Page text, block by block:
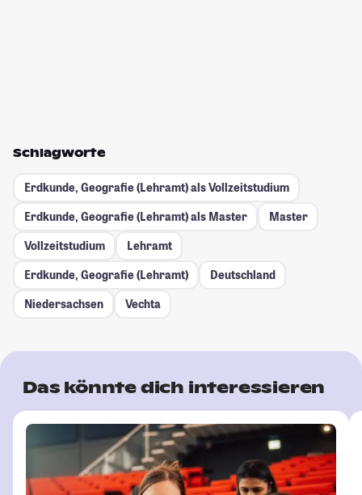
Schlagworte
Erdkunde, Geografie (Lehramt) als Vollzeitstudium
Erdkunde, Geografie (Lehramt) als Master
Master
Vollzeitstudium
Lehramt
Erdkunde, Geografie (Lehramt)
Deutschland
Niedersachsen
Vechta
Das könnte dich interessieren